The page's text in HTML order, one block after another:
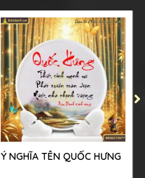
Ý NGHĨA TÊN QUỐC HƯNG